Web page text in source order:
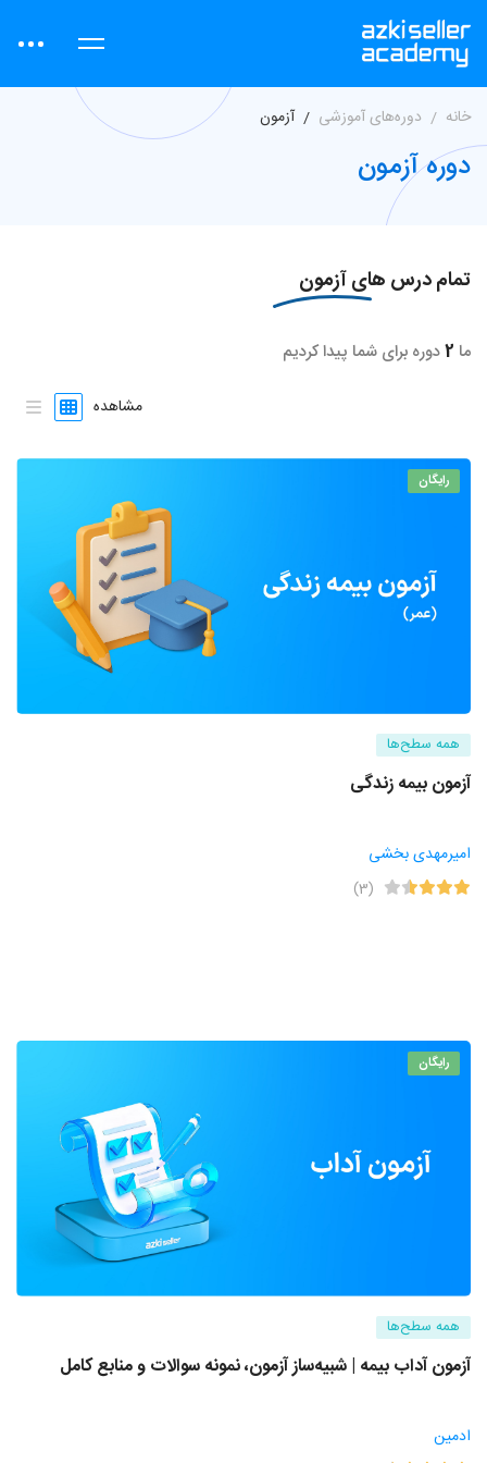
خانه دوره‌های آموزشی آزمون
دوره آزمون
تمام درس هایآزمون
ما 2دوره برای شما پیدا کردیم
مشاهده
رایگان
همه سطح‌ها
آزمون بیمه زندگی
امیرمهدی بخشی
(3)
رایگان
همه سطح‌ها
آزمون آداب بیمه | شبیه‌ساز آزمون، نمونه سوالات و منابع کامل
ادمین